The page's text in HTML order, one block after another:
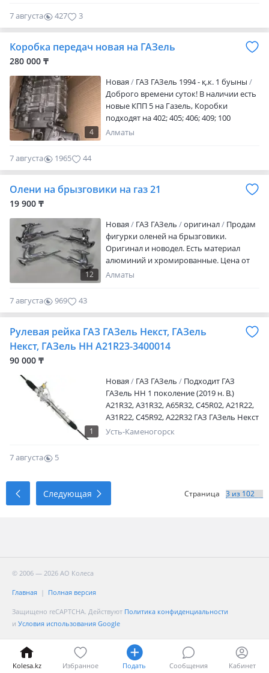
мм 100 Ход поршня, мм 92 Рабочий
объем, л 2, 89 Номинальная мощность
мин-1 4000 Максимальный крутящий
момент нетто по ГОСТ 14846-81, Н · м
(кгс · м) 209 (21, 3) Частота вращения,
соответствующая максимальному
крутящему моменту, мин-1 2200 2500
двигатель УМЗ 417 после капитального
7 августа 427 3
Коробка передач новая на ГАЗель
280 000 ₸
4
Новая
ГАЗ ГАЗель 1994 - қ.к. 1 буыны
Доброго времени суток! В наличии есть
новые КПП 5 на Газель, Коробки
подходят на 402; 405; 406; 409; 100
моторы. Производство Россия Гарантия
части Коробки новые, товар в
оригинале (РОССИЯ) По тем, или иным
продлить гарантию! Доставка есть по
всем регионам Казахстана! По Алмате
доставка стоит от 5.000! Предзаказ
заранее! Все вопросы по телефон
Алматы
7 августа 1965 44
Олени на брызговики на газ 21
19 900 ₸
12
Новая ГАЗ ГАЗель оригинал
Продам
фигурки оленей на брызговики.
Оригинал и новодел. Есть материал
алюминий и хромированные. Цена от
9500 за шт бу, новые от 19900
Алматы
7 августа 969 43
Рулевая рейка ГАЗ ГАЗель Некст, ГАЗель
Некст, ГАЗель НН A21R23-3400014
90 000 ₸
1
Новая ГАЗ ГАЗель
Подходит ГАЗ
ГАЗель НН 1 поколение (2019 н. В.)
А21R32, A31R32, A65R32, C45R02, A21R22,
А31R22, C45R92, A22R32 ГАЗ ГАЗель Некст
1 поколение (2013 н. В.) A22, A21, A63, A31,
Усть-Каменогорск
7 августа
5
Следующая Страница
© 2006 — 2026 АО Колеса
Главная Полная версия
Защищено reCAPTCHA. Действуют Политика конфиденциальности
и Условия использования Google
Kolesa.kz Избранное Подать Сообщения Кабинет